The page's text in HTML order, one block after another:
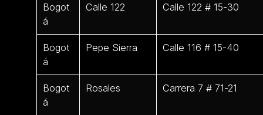
Bogot
á
Calle 122 Calle 122 # 15-30
Bogot
á
Pepe Sierra Calle 116 # 15-40
Bogot
á
Rosales Carrera 7 # 71-21